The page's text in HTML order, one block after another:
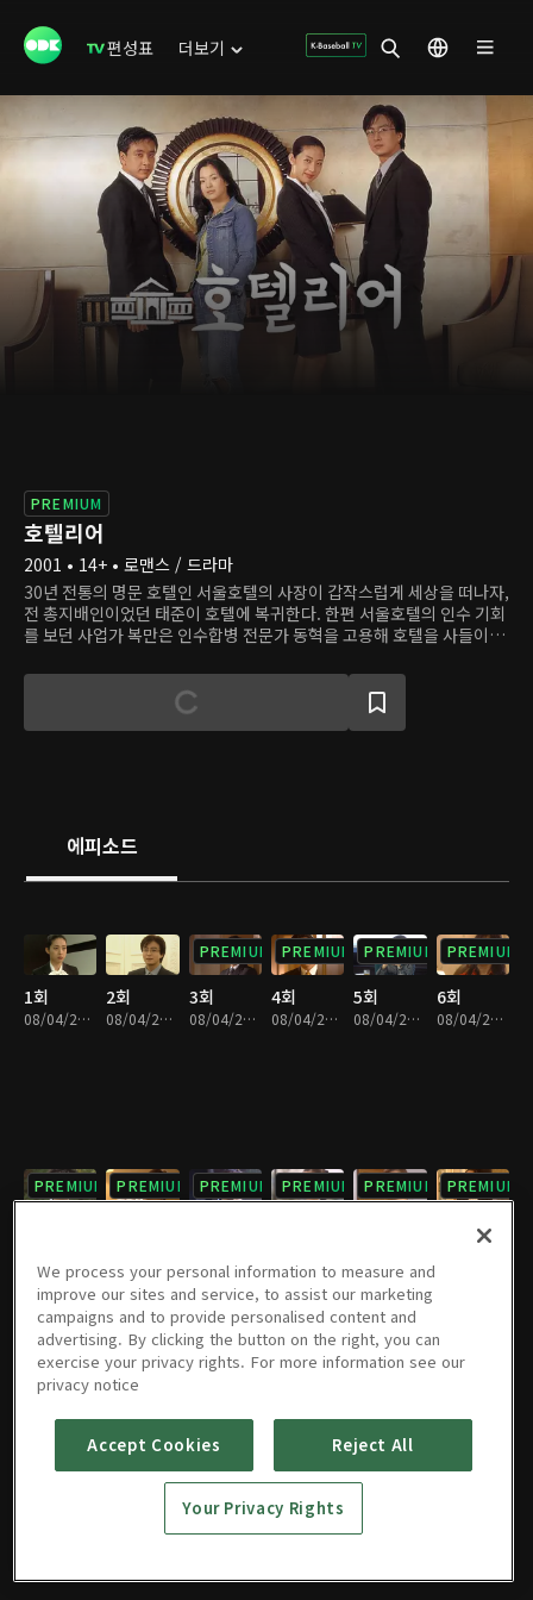
편성표 더보기
PREMIUM
호텔리어
2001 • 14+ • 로맨스 / 드라마
30년 전통의 명문 호텔인 서울호텔의 사장이 갑작스럽게 세상을 떠나자,
전 총지배인이었던 태준이 호텔에 복귀한다. 한편 서울호텔의 인수 기회
를 보던 사업가 복만은 인수합병 전문가 동혁을 고용해 호텔을 사들이려
사랑에 빠지고, 복만의 딸 윤희는 태준에게 반한다. 과연 호텔의 운명과
로맨스는 어떤 결말을 맞을까?
에피소드
1회
08/04/2023 • 1시간 1분
2회
08/04/2023 • 50분
PREMIUM
3회
08/04/2023 • 50분
PREMIUM
4회
08/04/2023 • 51분
PREMIUM
5회
08/04/2023 • 50분
PREMIUM
6회
08/04/2023 • 52분
PREMIUM PREMIUM PREMIUM PREMIUM PREMIUM PREMIUM
PREMIUM
13회
08/04/2023 • 58분
PREMIUM
14회
PREMIUM
15회
PREMIUM
16회
PREMIUM
17회 18회
PREMIUM
08/04/2023 • 58분
We process your personal information to measure and
improve our sites and service, to assist our marketing
campaigns and to provide personalised content and
advertising. By clicking the button on the right, you can
exercise your privacy rights. For more information see our
privacy notice
Accept Cookies Reject All
Your Privacy Rights